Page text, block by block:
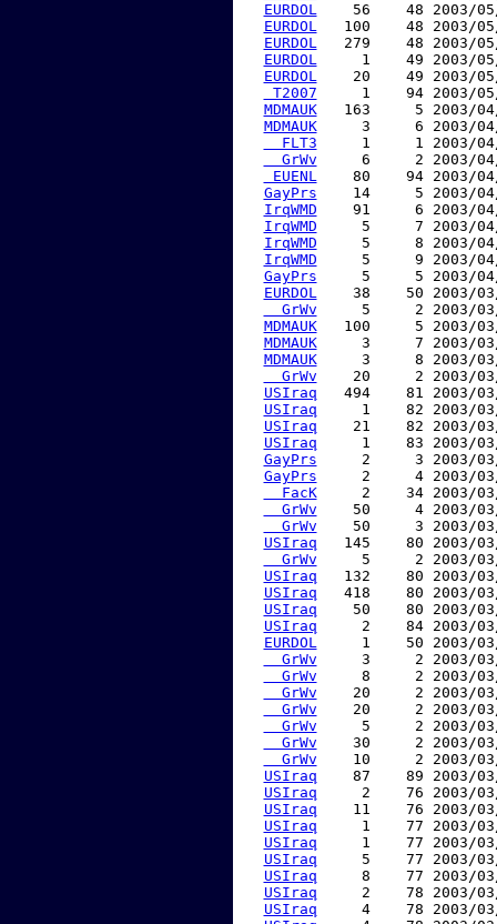
EURDOL
56    48 2003/
EURDOL
100    48 2003/
EURDOL
279    48 2003/
EURDOL
1    49 2003/
EURDOL
20    49 2003/
T2007
1    94 2003/
MDMAUK
163     5 2003/
MDMAUK
3     6 2003/
  FLT3
1     1 2003/
  GrWv
6     2 2003/
EUENL
80    94 2003/
GayPrs
14     5 2003/
IrqWMD
91     6 2003/
IrqWMD
5     7 2003/
IrqWMD
5     8 2003/
IrqWMD
5     9 2003/
GayPrs
5     5 2003/
EURDOL
38    50 2003/
  GrWv
5     2 2003/
MDMAUK
100     5 2003/
MDMAUK
3     7 2003/
MDMAUK
3     8 2003/
  GrWv
20     2 2003/
USIraq
494    81 2003/
USIraq
1    82 2003/
USIraq
21    82 2003/
USIraq
1    83 2003/
GayPrs
2     3 2003/
GayPrs
2     4 2003/
  FacK
2    34 2003/
  GrWv
50     4 2003/
  GrWv
50     3 2003/
USIraq
145    80 2003/
  GrWv
5     2 2003/
USIraq
132    80 2003/
USIraq
418    80 2003/
USIraq
50    80 2003/
USIraq
2    84 2003/
EURDOL
1    50 2003/
  GrWv
3     2 2003/
  GrWv
8     2 2003/
  GrWv
20     2 2003/
  GrWv
20     2 2003/
  GrWv
5     2 2003/
  GrWv
30     2 2003/
  GrWv
10     2 2003/
USIraq
87    89 2003/
USIraq
2    76 2003/
USIraq
11    76 2003/
USIraq
1    77 2003/
USIraq
1    77 2003/
USIraq
5    77 2003/
USIraq
8    77 2003/
USIraq
2    78 2003/
USIraq
4    78 2003/